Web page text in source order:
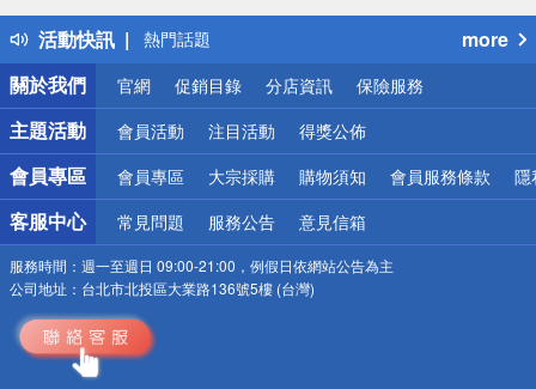
活動快訊
得獎公告
熱門話題
銀行優惠
偏遠地區配送
詐騙網頁！請小心！
more
關於我們
官網 促銷目錄 分店資訊 保險服務
主題活動 會員活動 注目活動 得獎公佈
會員專區 會員專區 大宗採購 購物須知 會員服務條款 隱
客服中心 常見問題 服務公告 意見信箱
服務時間： 週一至週日 09:00-21:00，例假日依網站公告為主
公司地址： 台北市北投區大業路136號5樓 (台灣)